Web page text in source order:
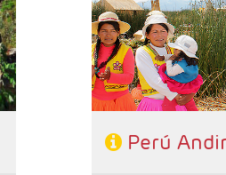
y 2 noches Puno.
- Régimen: 9
Perú